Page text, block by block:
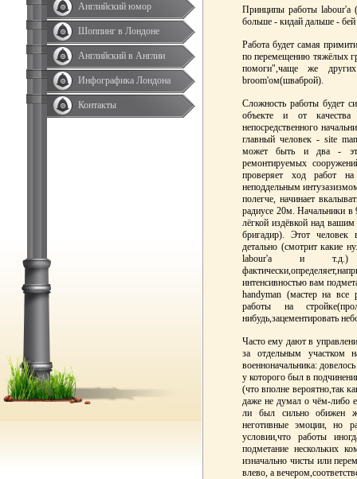
Английский юмор
Шоппинг в Лондоне
Английский в Англии
Инфографика Лондона
Контакты
Принципы работы labour'а
больше - кидай дальше - бей
Работа будет самая
по перемещению тяжёлых
помоги",чаще же
broom'ом(шваброй).
Сложность работы будет
объекте и от качества
непосредственного
главный человек - site
может быть и два -
ремонтируемых
проверяет ход работ
неподдельным
полегче, начинает
радиусе 20м. Начальники в
лёгкой издёвкой над
бригадир). Этот
детально (смотрит какие
labour'а и т.д.) и
интенсивностью вам
handyman (мастер на все
работы на
нибудь,зацементировать
Часто ему дают в
за отдельным участком
военноначальника:
у которого был в
(что вполне вероятно,так
даже не думал о чём-либо
ли был сильно обижен
неготивные эмоции, но
условии,что работы
подметание нескольких
изначально чисты или
влево, а